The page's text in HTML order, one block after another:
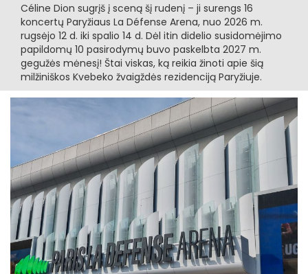
Céline Dion sugrįš į sceną šį rudenį – ji surengs 16
koncertų Paryžiaus La Défense Arena, nuo 2026 m.
rugsėjo 12 d. iki spalio 14 d. Dėl itin didelio susidomėjimo
papildomų 10 pasirodymų buvo paskelbta 2027 m.
gegužės mėnesį! Štai viskas, ką reikia žinoti apie šią
milžiniškos Kvebeko žvaigždės rezidenciją Paryžiuje.